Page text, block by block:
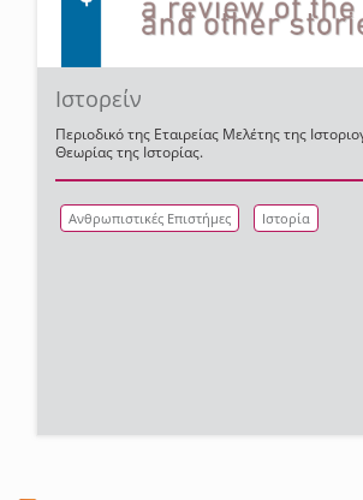
Ιστορείν
Περιοδικό της Εταιρείας Μελέτης της
Θεωρίας της Ιστορίας.
Ανθρωπιστικές Επιστήμες Ιστορία